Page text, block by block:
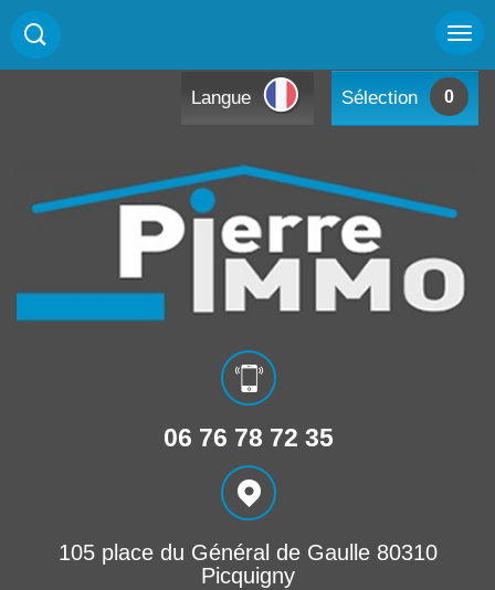
Langue Sélection 0
06 76 78 72 35
105 place du Général de Gaulle 80310
Picquigny